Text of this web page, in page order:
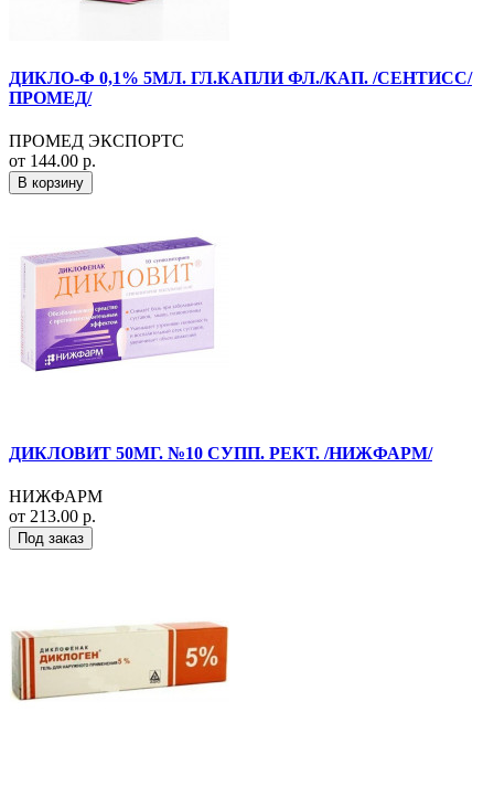
ДИКЛО-Ф 0,1% 5МЛ. ГЛ.КАПЛИ ФЛ./КАП. /СЕНТИСС/
ПРОМЕД/
ПРОМЕД ЭКСПОРТС
от 144.00 р.
В корзину
ДИКЛОВИТ 50МГ. №10 СУПП. РЕКТ. /НИЖФАРМ/
НИЖФАРМ
от 213.00 р.
Под заказ